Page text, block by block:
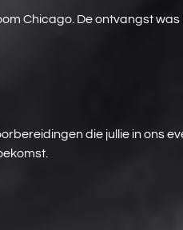
Chicago. De ontvangst
die jullie in ons